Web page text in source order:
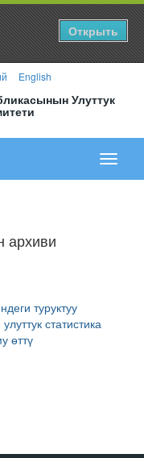
Открыть
English
Улуттук
меню
архиви
туруктуу
статистика
өттү